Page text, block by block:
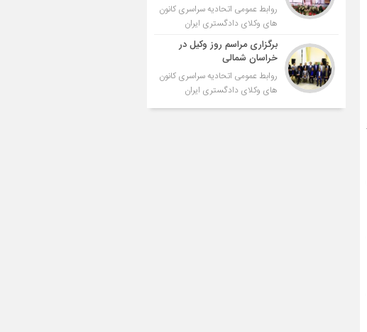
روابط عمومی اتحادیه سراسری کانون
های وکلای دادگستری ایران
برگزاری مراسم روز وکیل در
خراسان شمالی
روابط عمومی اتحادیه سراسری کانون
های وکلای دادگستری ایران